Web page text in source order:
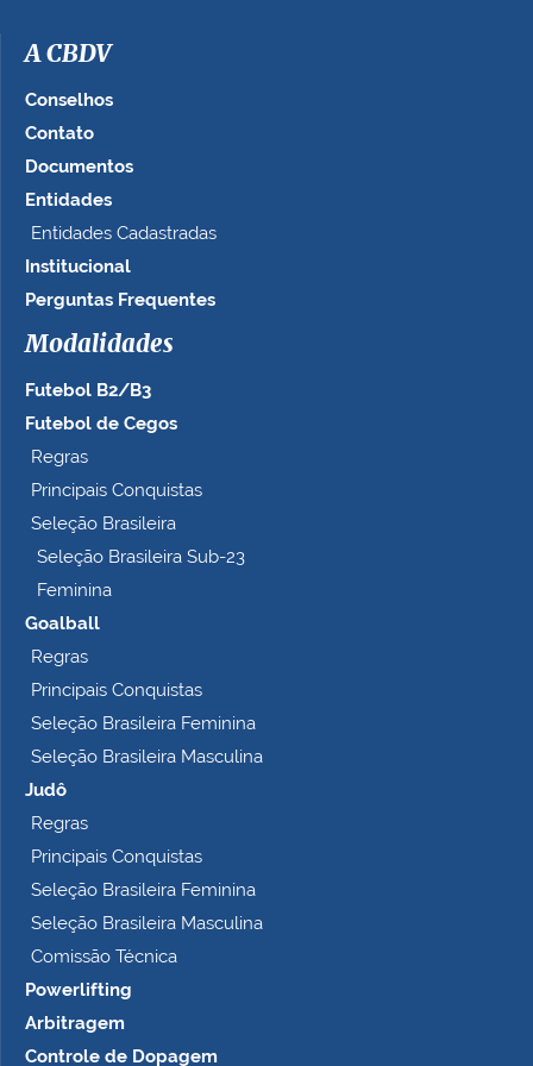
a
e
n
o
t
m
a
n
o
o
m
e
t
A CBDV
Conselhos
Contato
Documentos
Entidades
Entidades Cadastradas
Institucional
Perguntas Frequentes
Modalidades
Futebol B2/B3
Futebol de Cegos
Regras
Principais Conquistas
Seleção Brasileira
Seleção Brasileira Sub-23
Feminina
Goalball
Regras
Principais Conquistas
Seleção Brasileira Feminina
Seleção Brasileira Masculina
Judô
Regras
Principais Conquistas
Seleção Brasileira Feminina
Seleção Brasileira Masculina
Comissão Técnica
Powerlifting
Arbitragem
Controle de Dopagem